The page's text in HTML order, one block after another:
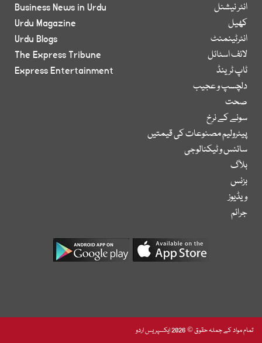
انٹر نیشنل
کھیل
انٹرٹینمنٹ
لائف اسٹائل
ٹاپ ٹرینڈ
دلچسپ و عجیب
صحت
سونے کے نرخ
پیٹرولیم مصنوعات کی قیمتیں
سائنس و ٹیکنالوجی
بلاگ
بزنس
ویڈیوز
جرائم
Business News in Urdu
Urdu Magazine
Urdu Blogs
The Express Tribune
Express Entertainment
تمام مواد کے جملہ حقوق © 2026 ایکسپریس اردو